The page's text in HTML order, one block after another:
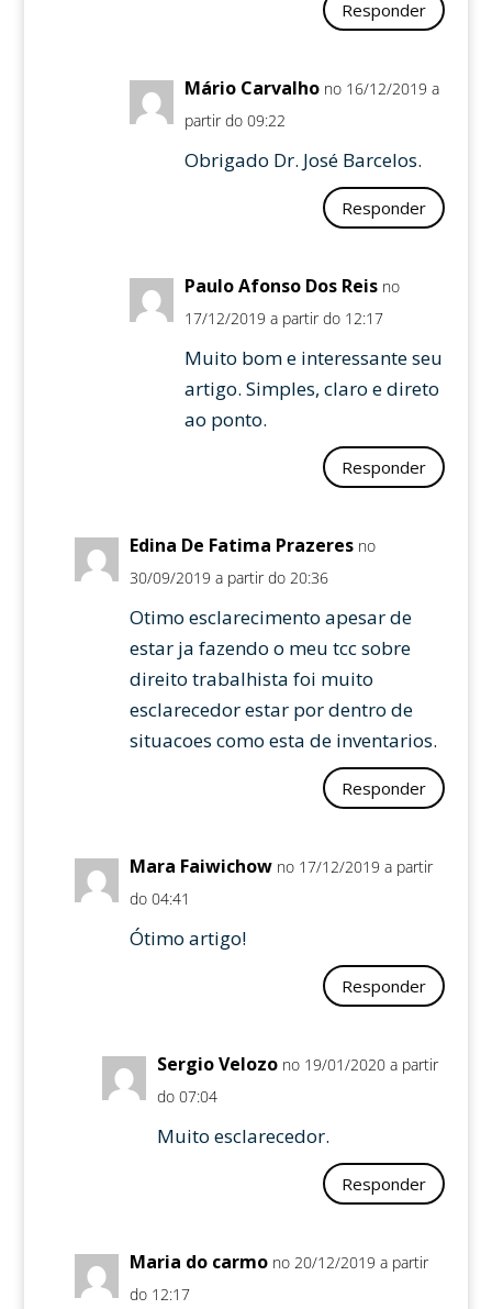
Responder
Mário Carvalho no 16/12/2019 a
partir do 09:22
Obrigado Dr. José Barcelos.
Responder
Paulo Afonso Dos Reis no
17/12/2019 a partir do 12:17
Muito bom e interessante seu
artigo. Simples, claro e direto
ao ponto.
Responder
Edina De Fatima Prazeres no
30/09/2019 a partir do 20:36
Otimo esclarecimento apesar de
estar ja fazendo o meu tcc sobre
direito trabalhista foi muito
esclarecedor estar por dentro de
situacoes como esta de inventarios.
Responder
Mara Faiwichow no 17/12/2019 a partir
do 04:41
Ótimo artigo!
Responder
Sergio Velozo no 19/01/2020 a partir
do 07:04
Muito esclarecedor.
Responder
Maria do carmo no 20/12/2019 a partir
do 12:17